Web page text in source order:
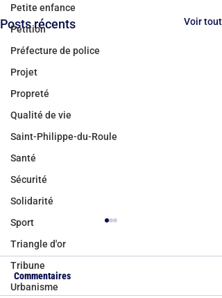
Petite enfance
Pétition
Préfecture de police
Projet
Propreté
Qualité de vie
Saint-Philippe-du-Roule
Santé
Sécurité
Solidarité
Sport
Triangle d'or
Tribune
Urbanisme
Posts récents Voir tout
Commentaires